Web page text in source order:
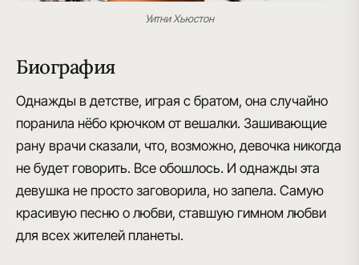
Уитни Хьюстон
Биография
Однажды в детстве, играя с братом, она случайно
поранила нёбо крючком от вешалки. Зашивающие
рану врачи сказали, что, возможно, девочка никогда
не будет говорить. Все обошлось. И однажды эта
девушка не просто заговорила, но запела. Самую
красивую песню о любви, ставшую гимном любви
для всех жителей планеты.